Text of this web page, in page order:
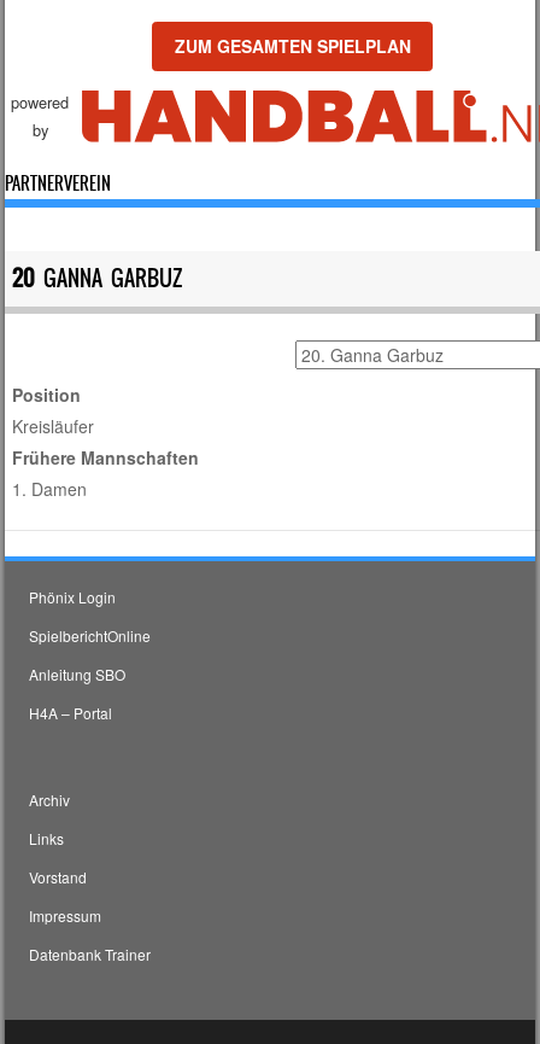
20 GANNA GARBUZ
Position
Kreisläufer
Frühere Mannschaften
1. Damen
ZUM GESAMTEN SPIELPLAN
powered
by
PARTNERVEREIN
Phönix Login
SpielberichtOnline
Anleitung SBO
H4A – Portal
Archiv
Links
Vorstand
Impressum
Datenbank Trainer